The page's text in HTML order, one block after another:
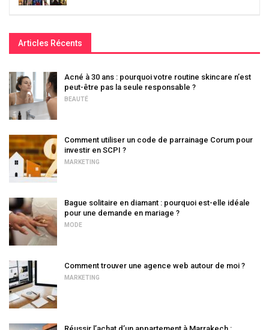
Articles Récents
Acné à 30 ans : pourquoi votre routine skincare n’est
peut-être pas la seule responsable ?
BEAUTÉ
Comment utiliser un code de parrainage Corum pour
investir en SCPI ?
MARKETING
Bague solitaire en diamant : pourquoi est-elle idéale
pour une demande en mariage ?
MODE
Comment trouver une agence web autour de moi ?
MARKETING